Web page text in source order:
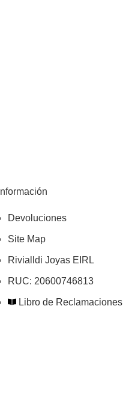
Información
Devoluciones
Site Map
Rivialldi Joyas EIRL
RUC: 20600746813
Libro de Reclamaciones